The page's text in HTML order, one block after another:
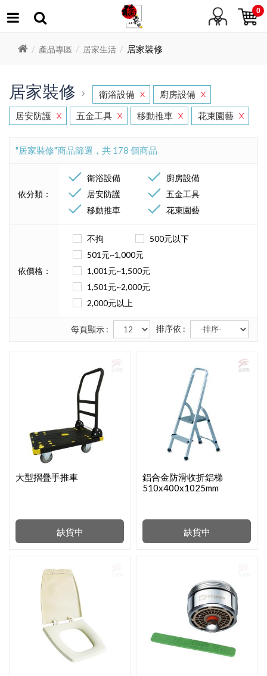
0
產品專區 居家生活 居家裝修
居家裝修 衛浴設備 X 廚房設備 X
居安防護 X 五金工具 X 移動推車 X 花束園藝 X
"居家裝修"商品篩選，共 178 個商品
依分類：
衛浴設備
廚房設備
居安防護
五金工具
移動推車
花束園藝
依價格：
不拘
500元以下
501元~1,000元
1,001元~1,500元
1,501元~2,000元
2,000元以上
排序依 :
每頁顯示 :
缺貨中
大型摺疊手推車
缺貨中
鋁合金防滑收折鋁梯
510x400x1025mm